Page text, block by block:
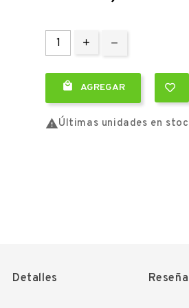
 AGREGAR
Últimas unidades en
Detalles